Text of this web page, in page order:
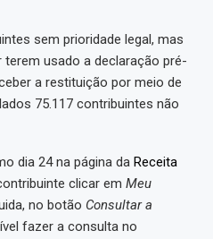
sem prioridade legal, mas
usado a declaração pré-
a restituição por meio de
75.117 contribuintes não
dia 24 na página da Receita
clicar em Meu
no botão Consultar a
fazer a consulta no